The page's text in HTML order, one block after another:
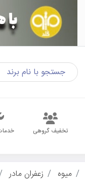
تخفیف گروهی
میوه زعفران مادر